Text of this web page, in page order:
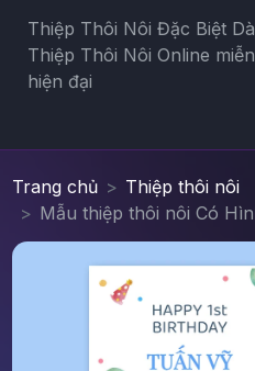
Thiệp Thôi Nôi Đặc Biệt
Thiệp Thôi Nôi Online
hiện đại
Trang chủ
Thiệp thôi nôi
Mẫu thiệp thôi nôi Có